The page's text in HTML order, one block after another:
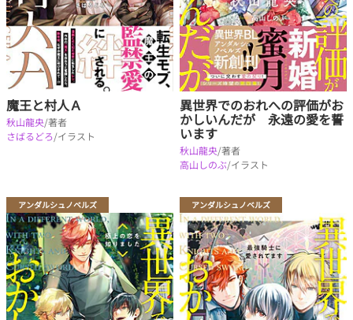
魔王と村人Ａ
秋山龍央/著者
さばるどろ/イラスト
異世界でのおれへの評価がお
かしいんだが 永遠の愛を誓
います
秋山龍央/著者
高山しのぶ/イラスト
アンダルシュノベルズ アンダルシュノベルズ